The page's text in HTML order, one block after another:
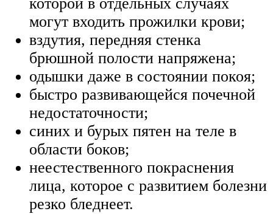
могут входить прожилки крови;
вздутия, передняя стенка
брюшной полости напряжена;
одышки даже в состоянии покоя;
быстро развивающейся почечной
недостаточности;
синих и бурых пятен на теле в
области боков;
неестественного покраснения
лица, которое с развитием болезни
резко бледнеет.